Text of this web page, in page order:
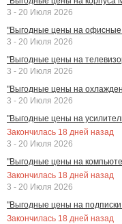
3 - 20 Июля 2026
"Выгодные цены на офисные
3 - 20 Июля 2026
"Выгодные цены на
3 - 20 Июля 2026
"Выгодные цены на
3 - 20 Июля 2026
"Выгодные цены на
Закончилась 18 дней назад
3 - 20 Июля 2026
"Выгодные цены на
Закончилась 18 дней назад
3 - 20 Июля 2026
"Выгодные цены на
Закончилась 18 дней назад